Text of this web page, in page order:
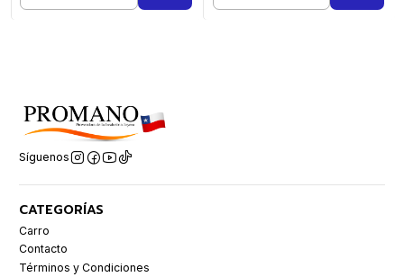
Síguenos
CATEGORÍAS
Carro
Contacto
Términos y Condiciones